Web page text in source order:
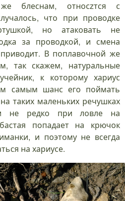
блеснам, относzтся с
что при проводке
но атаковать не
за проводкой, и смена
В поплавочной же
так скажем, натуральные
к которому хариус
самым шанс его поймать
таких маленьких речушках
и не редко при ловле на
попадает на крючок
и поэтому не всегда
на хариусе.